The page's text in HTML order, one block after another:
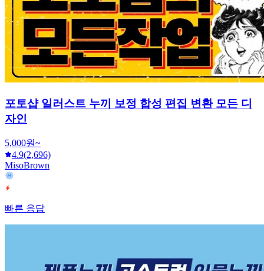
포토샵 일러스트 누끼 보정 합성 편집 변환 모든 디
자인
5,000원~
4.9(2,696)
MisoBrown
빠른 응답